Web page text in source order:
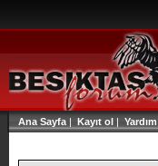
Ana Sayfa | Kayıt ol | Yardım